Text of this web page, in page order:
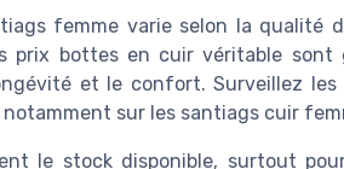
femme varie selon la qualité
prix bottes en cuir véritable sont
et le confort. Surveillez
notamment sur les santiags cuir
le stock disponible, surtout